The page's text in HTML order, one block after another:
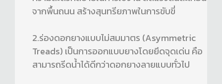
จากพื้นถนน สร้างสุนทรียภาพในการขับขี่
2.ร่องดอกยางแบบไม่สมมาตร (Asymmetric
Treads) เป็นการออกแบบยางโดยยึดจุดเด่น คือ
สามารถรีดน้ำได้ดีกว่าดอกยางลายแบบทั่วไป